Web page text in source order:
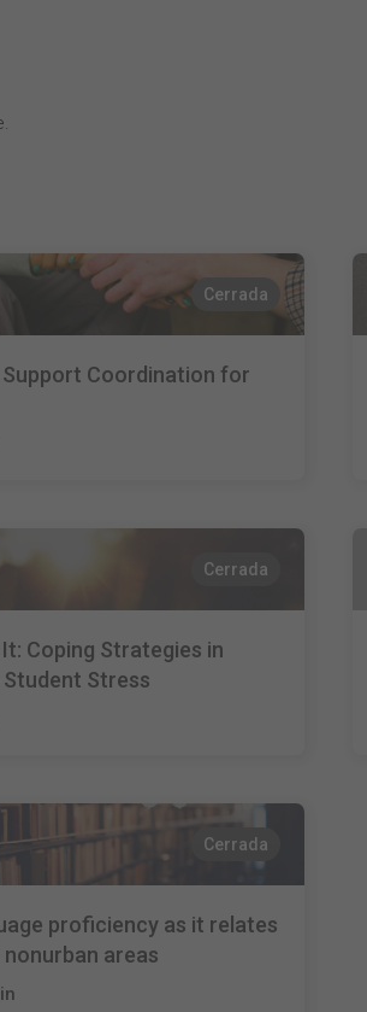
Cerrada
Coordination for
Cerrada
It: Coping Strategies in
Stress
Cerrada
proficiency as it relates
areas